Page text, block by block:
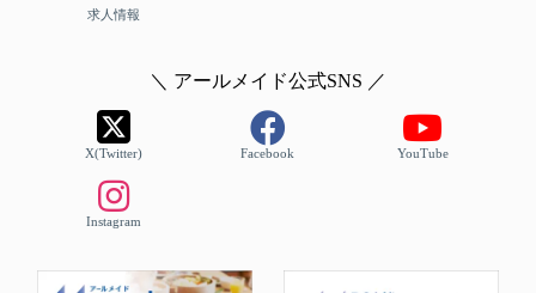
求人情報
＼ アールメイド公式SNS ／
X(Twitter) Facebook YouTube
Instagram